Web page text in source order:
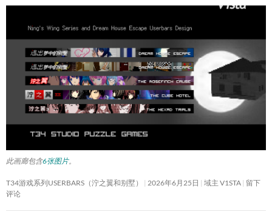
此画廊包含6张图片。
T34游戏系列USERBARS（泞之翼和别墅） 2026年6月25日 域主 V1STA 留下
评论